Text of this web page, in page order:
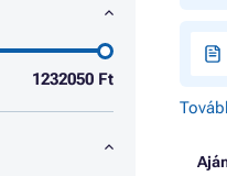
1232050 Ft